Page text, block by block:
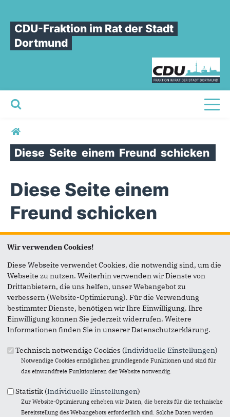
CDU-Fraktion im Rat der Stadt
Dortmund
Sie sind hier
Diese Seite einem Freund schicken
Diese Seite einem
Freund schicken
Seite versenden
Vielen Dank, dass Sie die Inhalte unserer Homepage
weiterempfehlen.
Anmerkung: Ihre E-Mail-Adresse wird benötigt um die
Personen, denen Sie die Seite weiterempfehlen, zu
informieren, von wem die Empfehlung kommt, und dass es
Das mit * gekennzeichnete Feld ist ein Pflichtfeld.
Eigene E-Mail-Adresse*
Eigener Name*
Wir verwenden Cookies!
Diese Webseite verwendet Cookies, die notwendig sind, um die
Webseite zu nutzen. Weiterhin verwenden wir Dienste von
Drittanbietern, die uns helfen, unser Webangebot zu
verbessern (Website-Optimierung). Für die Verwendung
bestimmter Dienste, benötigen wir Ihre Einwilligung. Ihre
Einwilligung können Sie jederzeit widerrufen. Weitere
Informationen finden Sie in unserer Datenschutzerklärung.
Technisch notwendige Cookies (Individuelle Einstellungen)
Notwendige Cookies ermöglichen grundlegende Funktionen und sind für
das einwandfreie Funktionieren der Website notwendig.
Statistik (Individuelle Einstellungen)
Zur Website-Optimierung erheben wir Daten, die bereits für die technische
Bereitstellung des Webangebots erforderlich sind. Solche Daten werden